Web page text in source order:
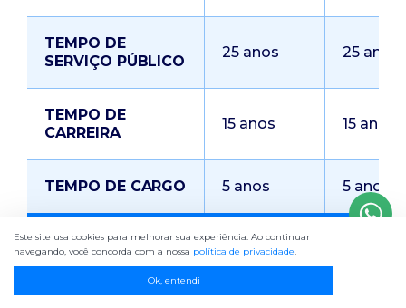
TEMPO DE
SERVIÇO PÚBLICO
25 anos 25 anos
TEMPO DE
CARREIRA
15 anos 15 anos
TEMPO DE CARGO 5 anos 5 anos
A idade mínima é variável, reduzindo de
Este site usa cookies para melhorar sua experiência. Ao continuar
navegando, você concorda com a nossa política de privacidade.
Ok, entendi